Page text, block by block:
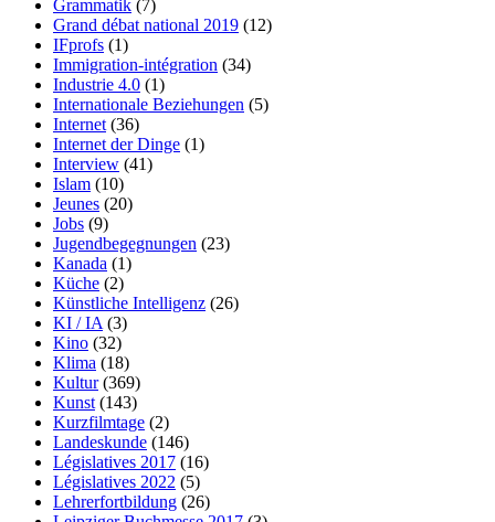
Grammatik (7)
Grand débat national 2019 (12)
IFprofs (1)
Immigration-intégration (34)
Industrie 4.0 (1)
Internationale Beziehungen (5)
Internet (36)
Internet der Dinge (1)
Interview (41)
Islam (10)
Jeunes (20)
Jobs (9)
Jugendbegegnungen (23)
Kanada (1)
Küche (2)
Künstliche Intelligenz (26)
KI / IA (3)
Kino (32)
Klima (18)
Kultur(369)
Kunst (143)
Kurzfilmtage (2)
Landeskunde (146)
Législatives 2017 (16)
Législatives 2022 (5)
Lehrerfortbildung (26)